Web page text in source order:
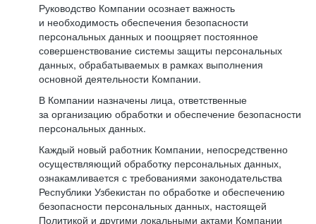
Руководство Компании осознает важность
и необходимость обеспечения безопасности
персональных данных и поощряет постоянное
совершенствование системы защиты персональных
данных, обрабатываемых в рамках выполнения
основной деятельности Компании.
В Компании назначены лица, ответственные
за организацию обработки и обеспечение безопасности
персональных данных.
Каждый новый работник Компании, непосредственно
осуществляющий обработку персональных данных,
ознакамливается с требованиями законодательства
Республики Узбекистан по обработке и обеспечению
безопасности персональных данных, настоящей
Политикой и другими локальными актами Компании